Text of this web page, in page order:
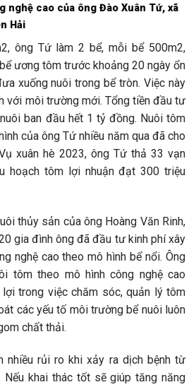
nghệ cao của ông Đào Xuân Tứ, xã
Hải
ông Tứ làm 2 bể, mỗi bể 500m2,
ương tôm trước khoảng 20 ngày ổn
xuống nuôi trong bể tròn. Việc này
với môi trường mới. Tổng tiền đầu tư
ban đầu hết 1 tỷ đồng. Nuôi tôm
của ông Tứ nhiều năm qua đã cho
xuân hè 2023, ông Tứ thả 33 vạn
hoạch tôm lợi nhuận đạt 300 triệu
thủy sản của ông Hoàng Văn Rinh,
gia đình ông đã đầu tư kinh phí xây
nghệ cao theo mô hình bể nổi. Ông
tôm theo mô hình công nghệ cao
trong việc chăm sóc, quản lý tôm
các yếu tố môi trường bể nuôi luôn
chất thải.
nhiều rủi ro khi xảy ra dịch bệnh từ
Nếu khai thác tốt sẽ giúp tăng năng